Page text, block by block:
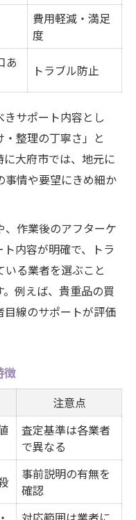
費用軽減・満足
度
あ
トラブル防止
サポート内容とし
整理の丁寧さ」と
に大府市では、地元に
事情や要望にきめ細か
、作業後のアフターケ
内容が明確で、トラ
る業者を選ぶこと
例えば、貴重品の買
線のサポートが評価
徴
注意点
査定基準は各業者
で異なる
事前説明の有無を
確認